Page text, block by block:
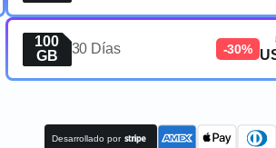
100
GB
30 Días -30%
Desarrollado por